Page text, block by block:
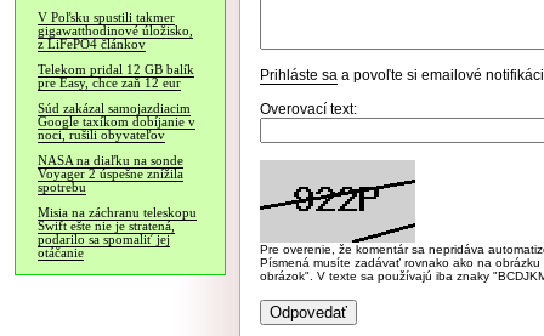
V Poľsku spustili takmer
gigawatthodinové úložisko,
z LiFePO4 článkov
Telekom pridal 12 GB balík
pre Easy, chce zaň 12 eur
Súd zakázal samojazdiacim
Google taxíkom dobíjanie v
noci, rušili obyvateľov
NASA na diaľku na sonde
Voyager 2 úspešne znížila
spotrebu
Misia na záchranu teleskopu
Swift ešte nie je stratená,
podarilo sa spomaliť jej
otáčanie
Prihláste sa a povoľte si emailové
Overovací text:
Pre overenie, že komentár sa nepridáva
Písmená musíte zadávať rovnako ako na
obrázok". V texte sa používajú iba znaky